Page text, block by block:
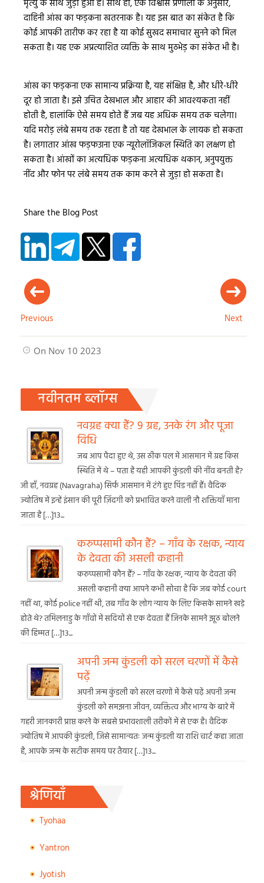
मृत्यु के साथ जुड़ा हुआ है। साथ ही, एक विश्वास प्रणाली के अनुसार,
दाहिनी आंख का फड़कना खतरनाक है। यह इस बात का संकेत है कि
कोई आपकी तारीफ कर रहा है या कोई सुखद समाचार सुनने को मिल
सकता है। यह एक अप्रत्याशित व्यक्ति के साथ मुठभेड़ का संकेत भी है।
आंख का फड़कना एक सामान्य प्रक्रिया है, यह संक्षिप्त है, और धीरे-धीरे
दूर हो जाता है। इसे उचित देखभाल और आहार की आवश्यकता नहीं
होती है, हालांकि ऐसे समय होते हैं जब यह अधिक समय तक चलेगा।
यदि मरोड़ लंबे समय तक रहता है तो यह देखभाल के लायक हो सकता
है। लगातार आंख फड़फउाना एक न्यूरोलॉजिकल स्थिति का लक्षण हो
सकता है। आंखों का अत्यधिक फड़कना अत्यधिक थकान, अनुपयुक्त
नींद और फोन पर लंबे समय तक काम करने से जुड़ा हो सकता है।
Share the Blog Post
Previous Next
On Nov 10 2023
नवीनतम ब्लॉग्स
नवग्रह क्या हैं? 9 ग्रह, उनके रंग और पूजा
विधि
जब आप पैदा हुए थे, उस ठीक पल में आसमान में ग्रह किस
स्थिति में थे – पता है यही आपकी कुंडली की नींव बनती है?
जी हाँ, नवग्रह (Navagraha) सिर्फ आसमान में टंगे हुए पिंड नहीं हैं। वैदिक
ज्योतिष में इन्हें इंसान की पूरी ज़िंदगी को प्रभावित करने वाली नौ शक्तियाँ माना
जाता है […]13...
करुप्पसामी कौन हैं? – गाँव के रक्षक, न्याय
के देवता की असली कहानी
करुप्पसामी कौन हैं? – गाँव के रक्षक, न्याय के देवता की
असली कहानी क्या आपने कभी सोचा है कि जब कोई court
नहीं था, कोई police नहीं थी, तब गाँव के लोग न्याय के लिए किसके सामने खड़े
होते थे? तमिलनाडु के गाँवों में सदियों से एक देवता हैं जिनके सामने झूठ बोलने
की हिम्मत […]13...
अपनी जन्म कुंडली को सरल चरणों में कैसे
पढ़ें
अपनी जन्म कुंडली को सरल चरणों में कैसे पढ़ें अपनी जन्म
कुंडली को समझना जीवन, व्यक्तित्व और भाग्य के बारे में
गहरी जानकारी प्राप्त करने के सबसे प्रभावशाली तरीकों में से एक है। वैदिक
ज्योतिष में आपकी कुंडली, जिसे सामान्यतः जन्म कुंडली या राशि चार्ट कहा जाता
है, आपके जन्म के सटीक समय पर तैयार […]13...
श्रेणियाँ
Tyohaa
Yantron
Jyotish